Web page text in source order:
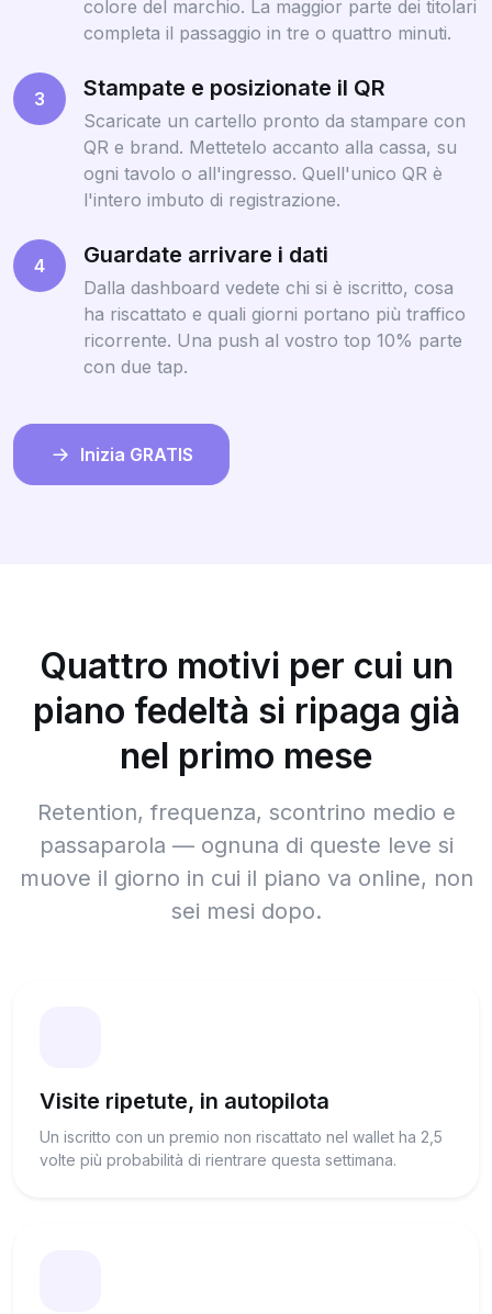
colore del marchio. La maggior parte dei titolari
completa il passaggio in tre o quattro minuti.
3 Stampate e posizionate il QR
Scaricate un cartello pronto da stampare con
QR e brand. Mettetelo accanto alla cassa, su
ogni tavolo o all'ingresso. Quell'unico QR è
l'intero imbuto di registrazione.
4 Guardate arrivare i dati
Dalla dashboard vedete chi si è iscritto, cosa
ha riscattato e quali giorni portano più traffico
ricorrente. Una push al vostro top 10% parte
con due tap.
Inizia GRATIS
Quattro motivi per cui un
piano fedeltà si ripaga già
nel primo mese
Retention, frequenza, scontrino medio e
passaparola — ognuna di queste leve si
muove il giorno in cui il piano va online, non
sei mesi dopo.
Visite ripetute, in autopilota
Un iscritto con un premio non riscattato nel wallet ha 2,5
volte più probabilità di rientrare questa settimana.